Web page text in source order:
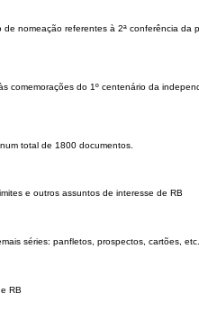
nomeação referentes à 2ª conferência da
comemorações do 1º centenário da
total de 1800 documentos.
e outros assuntos de interesse de RB
séries: panfletos, prospectos, cartões,
RB